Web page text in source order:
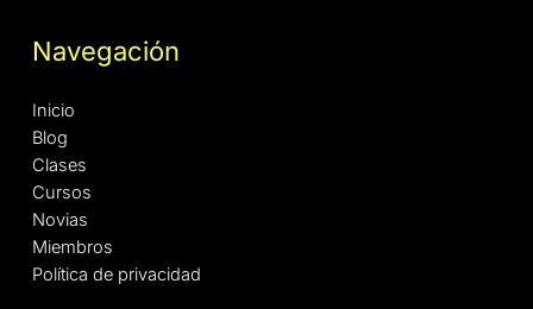
Navegación
Inicio
Blog
Clases
Cursos
Novias
Miembros
Política de privacidad